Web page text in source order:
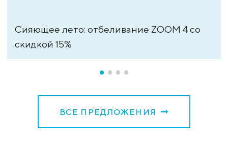
Сияющее лето: отбеливание ZOOM 4 со
скидкой 15%
ВСЕ ПРЕДЛОЖЕНИЯ